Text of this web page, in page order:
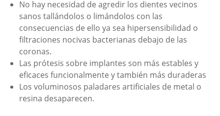
No hay necesidad de agredir los dientes vecinos
sanos tallándolos o limándolos con las
consecuencias de ello ya sea hipersensibilidad o
filtraciones nocivas bacterianas debajo de las
coronas.
Las prótesis sobre implantes son más estables y
eficaces funcionalmente y también más duraderas
Los voluminosos paladares artificiales de metal o
resina desaparecen.